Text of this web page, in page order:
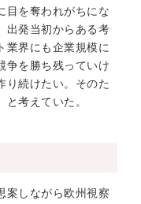
目を奪われがちにな
出発当初からある考
業界にも企業規模に
争を勝ち残っていけ
続けたい。そのた
考えていた。
案しながら欧州視察